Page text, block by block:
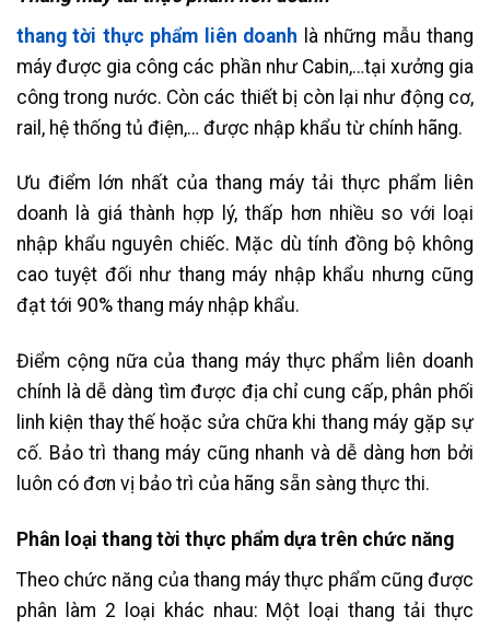
thang tời thực phẩm liên doanh là những mẫu thang
máy được gia công các phần như Cabin,…tại xưởng gia
công trong nước. Còn các thiết bị còn lại như động cơ,
rail, hệ thống tủ điện,… được nhập khẩu từ chính hãng.
Ưu điểm lớn nhất của thang máy tải thực phẩm liên
doanh là giá thành hợp lý, thấp hơn nhiều so với loại
nhập khẩu nguyên chiếc. Mặc dù tính đồng bộ không
cao tuyệt đối như thang máy nhập khẩu nhưng cũng
đạt tới 90% thang máy nhập khẩu.
Điểm cộng nữa của thang máy thực phẩm liên doanh
chính là dễ dàng tìm được địa chỉ cung cấp, phân phối
linh kiện thay thế hoặc sửa chữa khi thang máy gặp sự
cố. Bảo trì thang máy cũng nhanh và dễ dàng hơn bởi
luôn có đơn vị bảo trì của hãng sẵn sàng thực thi.
Phân loại thang tời thực phẩm dựa trên chức năng
Theo chức năng của thang máy thực phẩm cũng được
phân làm 2 loại khác nhau: Một loại thang tải thực